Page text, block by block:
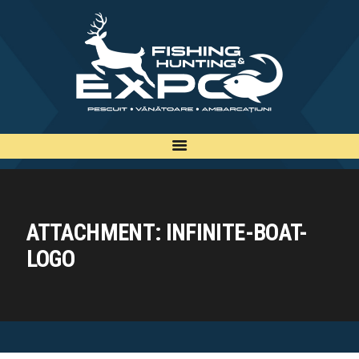
ATTACHMENT: INFINITE-BOAT-
LOGO
INFO
EXPOZANTI
EDITII
CONTACT